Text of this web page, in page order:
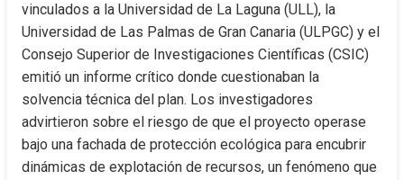
vinculados a la Universidad de La Laguna (ULL), la
Universidad de Las Palmas de Gran Canaria (ULPGC) y el
Consejo Superior de Investigaciones Científicas (CSIC)
emitió un informe crítico donde cuestionaban la
solvencia técnica del plan. Los investigadores
advirtieron sobre el riesgo de que el proyecto operase
bajo una fachada de protección ecológica para encubrir
dinámicas de explotación de recursos, un fenómeno que